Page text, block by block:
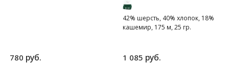
780 руб.
42% шерсть, 40% хлопок, 18%
кашемир, 175 м, 25 гр.
1 085 руб.